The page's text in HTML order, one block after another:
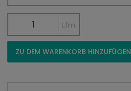
Lfm.
ZU DEM WARENKORB HINZUFÜGEN